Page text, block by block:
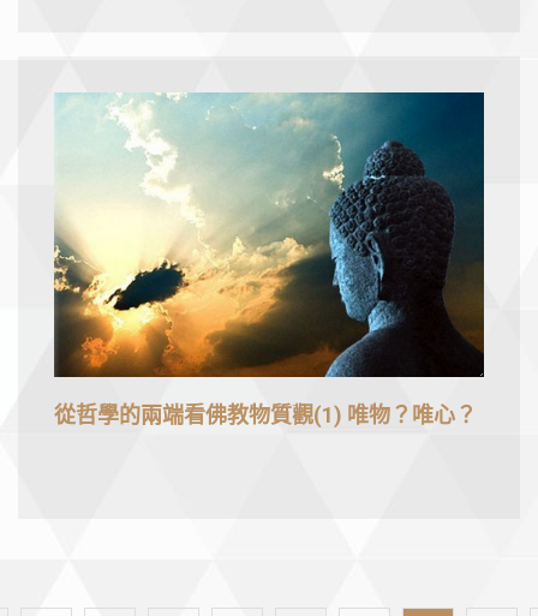
從哲學的兩端看佛教物質觀(1) 唯物？唯心？